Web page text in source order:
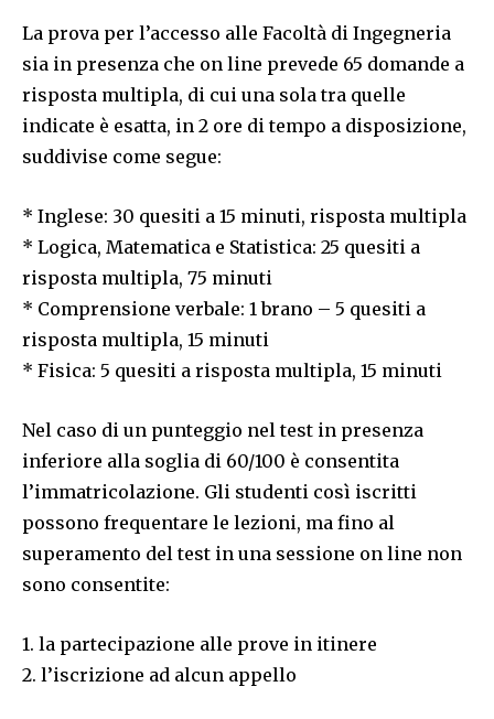
La prova per l’accesso alle Facoltà di Ingegneria
sia in presenza che on line prevede 65 domande a
risposta multipla, di cui una sola tra quelle
indicate è esatta, in 2 ore di tempo a disposizione,
suddivise come segue:
* Inglese: 30 quesiti a 15 minuti, risposta multipla
* Logica, Matematica e Statistica: 25 quesiti a
risposta multipla, 75 minuti
* Comprensione verbale: 1 brano – 5 quesiti a
risposta multipla, 15 minuti
* Fisica: 5 quesiti a risposta multipla, 15 minuti
Nel caso di un punteggio nel test in presenza
inferiore alla soglia di 60/100 è consentita
l’immatricolazione. Gli studenti così iscritti
possono frequentare le lezioni, ma fino al
superamento del test in una sessione on line non
sono consentite:
1. la partecipazione alle prove in itinere
2. l’iscrizione ad alcun appello